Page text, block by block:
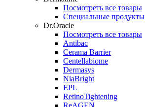
Посмотреть все товары
Специальные продукты
Dr.Oracle
Посмотреть все товары
Antibac
Cerama Barrier
Centellabiome
Dermasys
NiaBright
EPL
RetinoTightening
ReAGEN